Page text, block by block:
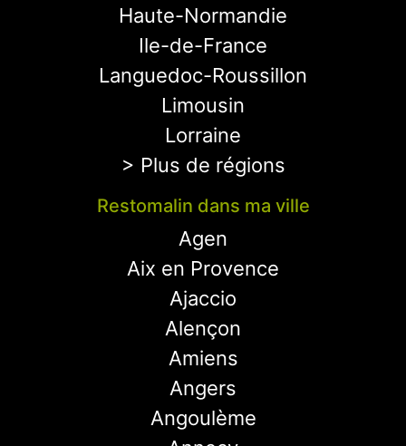
Haute-Normandie
Ile-de-France
Languedoc-Roussillon
Limousin
Lorraine
> Plus de régions
Restomalin dans ma ville
Agen
Aix en Provence
Ajaccio
Alençon
Amiens
Angers
Angoulème